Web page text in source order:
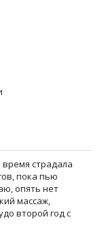
время страдала
пока пью
опять нет
массаж,
второй год с